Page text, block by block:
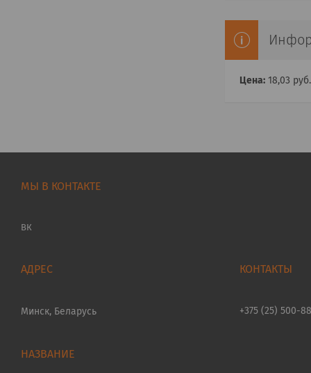
Цена: 18,03 руб.
МЫ В КОНТАКТЕ
ВК
Минск, Беларусь +375 (25) 500-